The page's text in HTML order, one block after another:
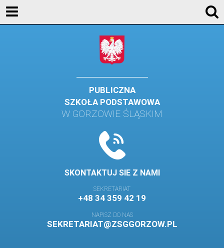
PUBLICZNA
SZKOŁA PODSTAWOWA
W GORZOWIE ŚLĄSKIM
SKONTAKTUJ SIE Z NAMI
SEKRETARIAT
+48 34 359 42 19
NAPISZ DO NAS
SEKRETARIAT@ZSGGORZOW.PL